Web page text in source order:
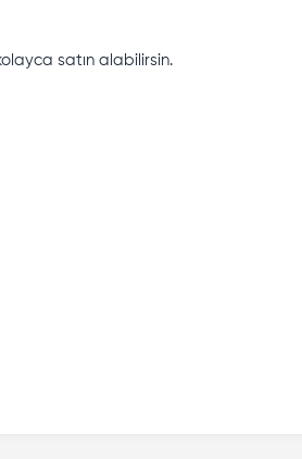
satın alabilirsin.